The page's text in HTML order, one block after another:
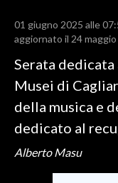
CALCIO REGIONALE
BASKET
VOLLEY
MOTORI
TENNIS
01 giugno 2025 alle
aggiornato il 24
Serata
Musei di
della musica e
dedicato al
Alberto Masu